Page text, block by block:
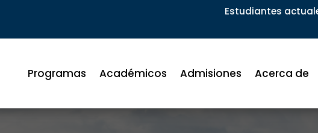
Estudiantes
Programas Académicos Admisiones Acerca de